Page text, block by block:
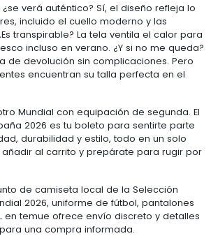
verá auténtico? Sí, el diseño refleja lo
incluido el cuello moderno y las
transpirable? La tela ventila el calor para
incluso en verano. ¿Y si no me queda?
de devolución sin complicaciones. Pero
encuentran su talla perfecta en el
Mundial con equipación de segunda. El
2026 es tu boleto para sentirte parte
durabilidad y estilo, todo en un solo
añadir al carrito y prepárate para rugir por
de camiseta local de la Selección
2026, uniforme de fútbol, pantalones
en temue ofrece envío discreto y detalles
una compra informada.